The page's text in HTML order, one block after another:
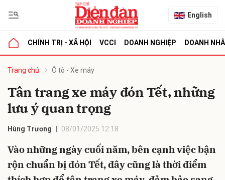
English
CHÍNH TRỊ - XÃ HỘI VCCI DOANH NGHIỆP DOANH
Trang chủ Ô tô - Xe máy
Tân trang xe máy đón Tết, những
lưu ý quan trọng
Hùng Trương 08/01/2025 12:18
Vào những ngày cuối năm, bên cạnh việc bận
rộn chuẩn bị đón Tết, đây cũng là thời điểm
luận
Hủy